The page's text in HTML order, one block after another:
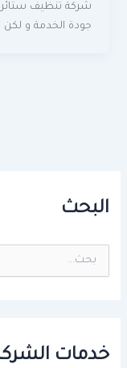
شركة تنظيف ستائر
جودة الخدمة و لكن
البحث
ن
خدمات